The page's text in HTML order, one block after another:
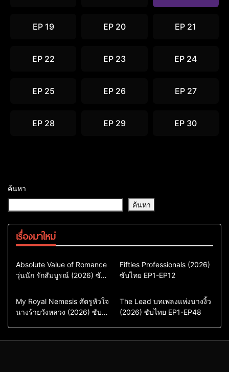
EP 19 EP 20 EP 21
EP 22 EP 23 EP 24
EP 25 EP 26 EP 27
EP 28 EP 29 EP 30
ค้นหา
ค้นหา
เรื่องมาใหม่
Comedy
Drama
ซีรี่ย์เกาหลี
ซีรี่ย์เกาหลีพากย์ไทย
Absolute Value of Romance
วุ่นนัก รักสัมบูรณ์ (2026) ซับ
Action & Adventure
Comedy
Drama
ซีรี่ย์เกาหลีซับไทย
Fifties Professionals (2026)
ซับไทย EP1-EP12
Comedy
Drama
Sci-Fi & Fantasy
My Royal Nemesis ศัตรูหัวใจ
นางร้ายวังหลวง (2026) ซับ
Drama
ซีรี่ย์จีน
ซีรี่ย์จีนซับไทย
The Lead บทเพลงแห่งนางงิ้ว
(2026) ซับไทย EP1-EP48